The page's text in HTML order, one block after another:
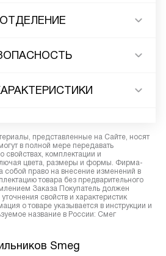
представленные на Сайте, носят
в полной мере передавать
комплектации и
цвета, размеры и формы. Фирма-
собой право на внесение изменений в
товара без предварительного
Заказа Покупатель должен
свойств и характеристик
о товаре указывается в инструкции и
название в России: Смег
Smeg